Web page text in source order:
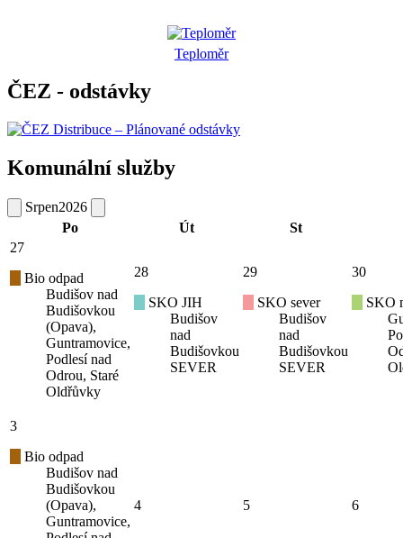
Teploměr
ČEZ - odstávky
Komunální služby
Srpen2026
Po
Út
St
27
Bio odpad
Budišov nad
Budišovkou
(Opava),
Guntramovice,
Podlesí nad
Odrou, Staré
Oldřůvky
28
SKO JIH
Budišov
nad
Budišovkou
SEVER
29
SKO sever
Budišov
nad
Budišovkou
SEVER
30
SKO
3
Bio odpad
Budišov nad
Budišovkou
(Opava),
Guntramovice,
4 5 6